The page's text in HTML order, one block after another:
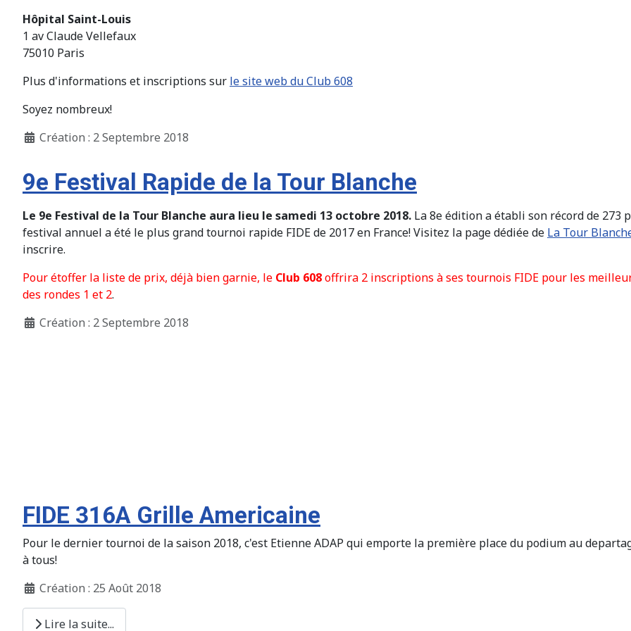
Hôpital Saint-Louis
1 av Claude Vellefaux
75010 Paris
Plus d'informations et inscriptions sur le site web du Club 608
Soyez nombreux!
Création : 2 Septembre 2018
9e Festival Rapide de la Tour Blanche
Le 9e Festival de la Tour Blanche aura lieu le samedi 13 octobre 2018. La 8e édition a établi son récord de 273
festival annuel a été le plus grand tournoi rapide FIDE de 2017 en France! Visitez la page dédiée de La Tour
inscrire.
Pour étoffer la liste de prix, déjà bien garnie, le Club 608offrira 2 inscriptions à ses tournois FIDE pour les
des rondes 1 et 2.
Création : 2 Septembre 2018
FIDE 316A Grille Americaine
Pour le dernier tournoi de la saison 2018, c'est Etienne ADAP qui emporte la première place du podium au
à tous!
Création : 25 Août 2018
Lire la suite...